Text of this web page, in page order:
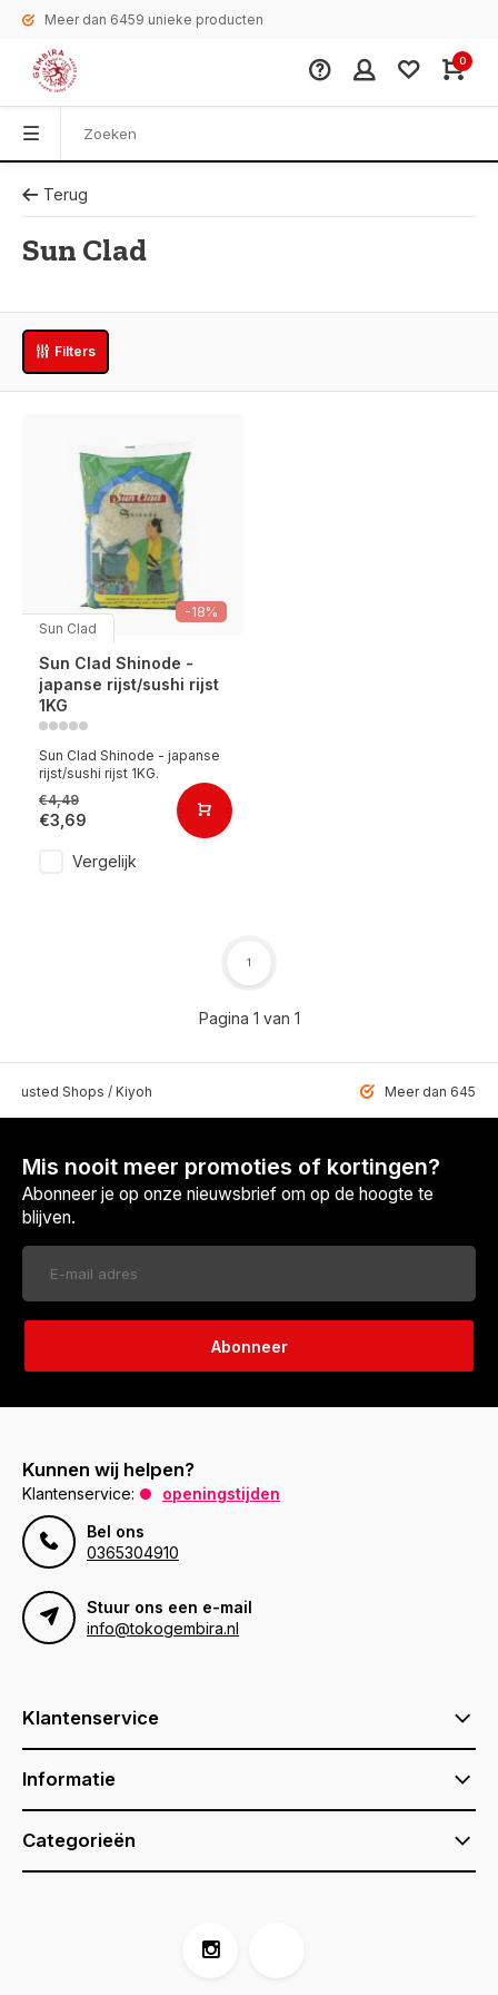
Meer dan 6459 unieke producten
0
Terug
Sun Clad
Filters
-18%
Sun Clad
Sun Clad Shinode -
japanse rijst/sushi rijst
1KG
Sun Clad Shinode - japanse
rijst/sushi rijst 1KG.
€4,49
€3,69
Vergelijk
Pagina 1 van 1
1
Shops / Kiyoh Meer dan 6459
Mis nooit meer promoties of kortingen?
Abonneer je op onze nieuwsbrief om op de hoogte te
blijven.
Abonneer
Kunnen wij helpen?
Klantenservice:
openingstijden
Bel ons
0365304910
Stuur ons een e-mail
info@tokogembira.nl
Klantenservice
Informatie
Categorieën